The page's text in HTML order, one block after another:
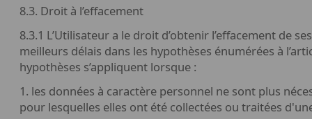
8.3. Droit à l’effacement
8.3.1 L’Utilisateur a le droit d’obtenir l’effacement de
meilleurs délais dans les hypothèses énumérées à
hypothèses s’appliquent lorsque :
1. les données à caractère personnel ne sont plus
pour lesquelles elles ont été collectées ou traitées